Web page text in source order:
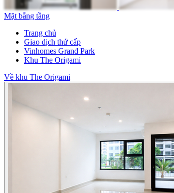
Mặt bằng tầng
Trang chủ
Giao dịch thứ cấp
Vinhomes Grand Park
Khu The Origami
Về khu The Origami